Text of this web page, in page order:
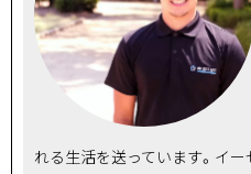
れる生活を送っています。イ